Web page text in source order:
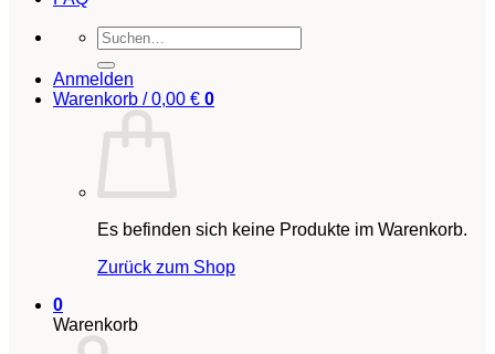
Suchen
nach:
Anmelden
Warenkorb /0,00 € 0
Es befinden sich keine Produkte im Warenkorb.
Zurück zum Shop
0
Warenkorb